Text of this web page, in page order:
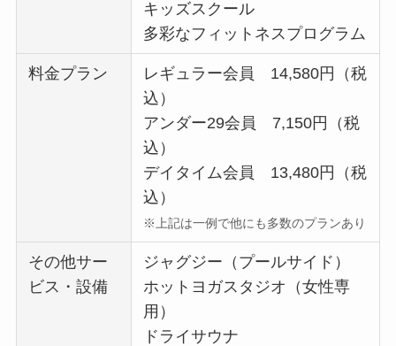
キッズスクール
多彩なフィットネスプログラム
料金プラン
レギュラー会員 14,580円（税
込）
アンダー29会員 7,150円（税
込）
デイタイム会員 13,480円（税
込）
※上記は一例で他にも多数のプランあり
その他サー
ビス・設備
ジャグジー（プールサイド）
ホットヨガスタジオ（女性専
用）
ドライサウナ